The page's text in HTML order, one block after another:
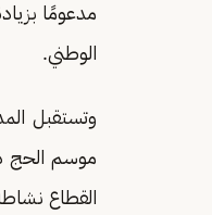
مدعومًا
الوطني.
وتستقبل
موسم الحج
القطاع